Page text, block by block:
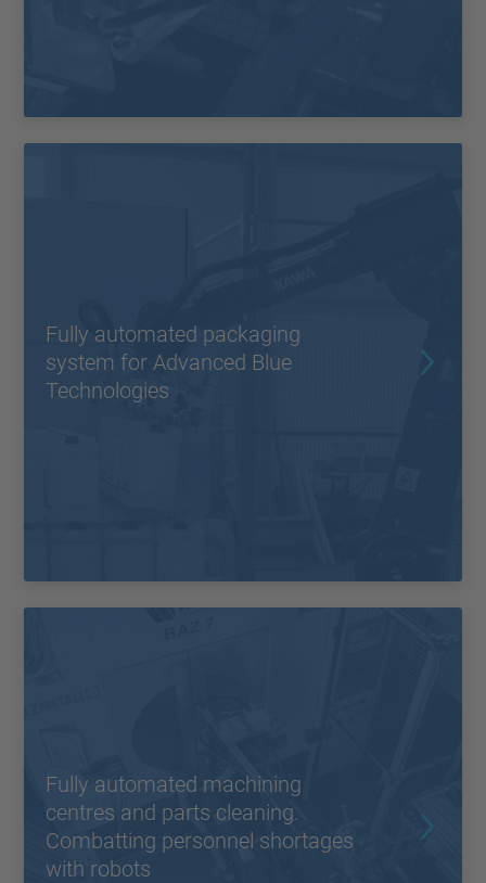
Fully automated packaging
system for Advanced Blue
Technologies
Fully automated machining
centres and parts cleaning.
Combatting personnel shortages
with robots